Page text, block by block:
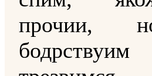
прочии,